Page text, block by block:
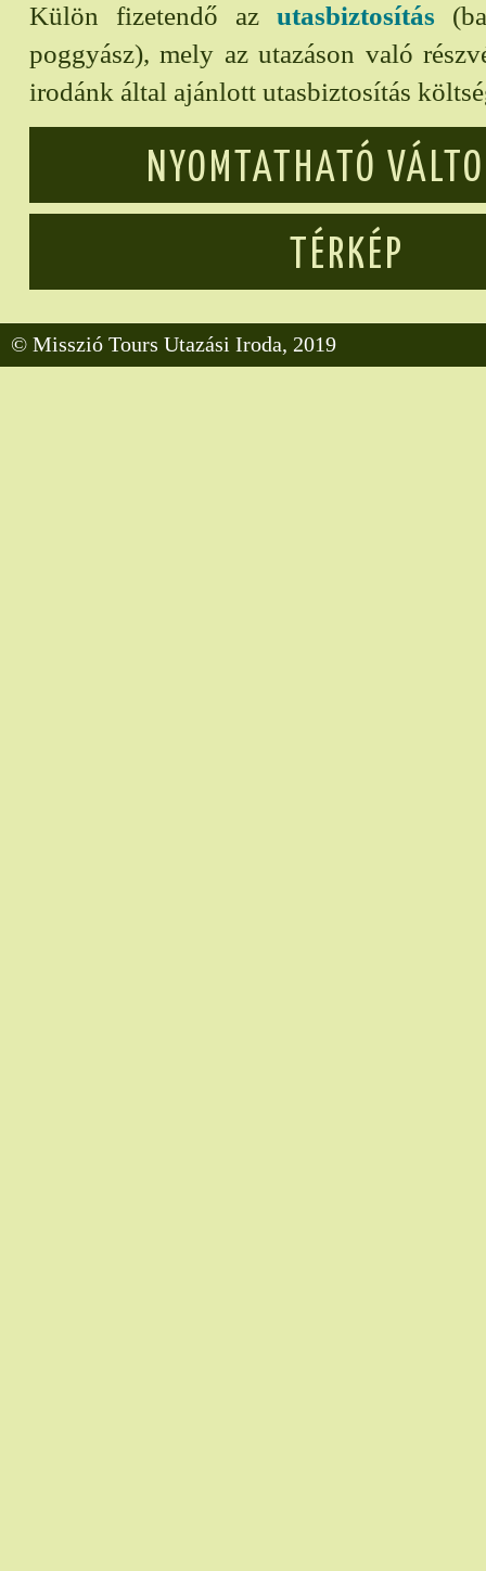
Külön fizetendő az utasbiztosítás
poggyász), mely az utazáson való
irodánk által ajánlott utasbiztosítás
NYOMTATHATÓ
TÉRKÉP
© Misszió Tours Utazási Iroda, 2019